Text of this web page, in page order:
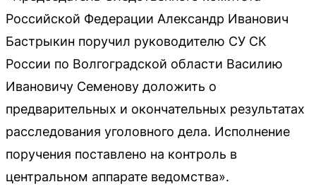
Российской Федерации Александр Иванович
Бастрыкин поручил руководителю СУ СК
России по Волгоградской области Василию
Ивановичу Семенову доложить о
предварительных и окончательных результатах
расследования уголовного дела. Исполнение
поручения поставлено на контроль в
центральном аппарате ведомства».